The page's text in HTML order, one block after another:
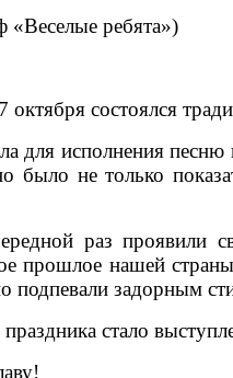
ребята»)
октября состоялся
для исполнения
было не только
раз проявили
прошлое нашей
подпевали задорным
стало